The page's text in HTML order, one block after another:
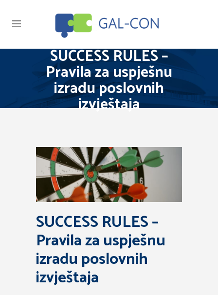
SUCCESS RULES –
Pravila za uspješnu
izradu poslovnih
izvještaja
SUCCESS RULES –
Pravila za uspješnu
izradu poslovnih
izvještaja